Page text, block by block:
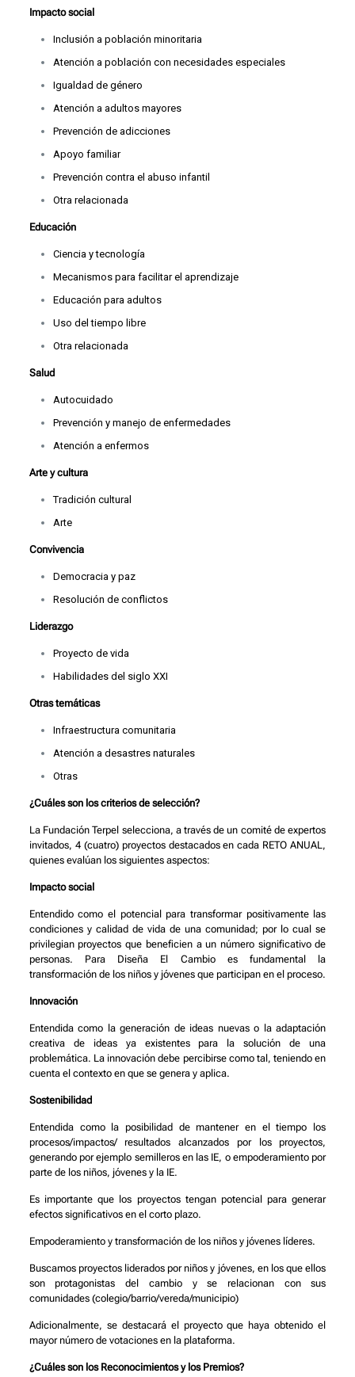
Impacto social
Inclusión a población minoritaria
Atención a población con necesidades especiales
Igualdad de género
Atención a adultos mayores
Prevención de adicciones
Apoyo familiar
Prevención contra el abuso infantil
Otra relacionada
Educación
Ciencia y tecnología
Mecanismos para facilitar el aprendizaje
Educación para adultos
Uso del tiempo libre
Otra relacionada
Salud
Autocuidado
Prevención y manejo de enfermedades
Atención a enfermos
Arte y cultura
Tradición cultural
Arte
Convivencia
Democracia y paz
Resolución de conflictos
Liderazgo
Proyecto de vida
Habilidades del siglo XXI
Otras temáticas
Infraestructura comunitaria
Atención a desastres naturales
Otras
¿Cuáles son los criterios de selección?
La Fundación Terpel selecciona, a través de un comité de expertos
invitados, 4 (cuatro) proyectos destacados en cada RETO ANUAL,
quienes evalúan los siguientes aspectos:
Impacto social
Entendido como el potencial para transformar positivamente las
condiciones y calidad de vida de una comunidad; por lo cual se
privilegian proyectos que beneficien a un número significativo de
personas. Para Diseña El Cambio es fundamental la
transformación de los niños y jóvenes que participan en el proceso.
Innovación
Entendida como la generación de ideas nuevas o la adaptación
creativa de ideas ya existentes para la solución de una
problemática. La innovación debe percibirse como tal, teniendo en
cuenta el contexto en que se genera y aplica.
Sostenibilidad
Entendida como la posibilidad de mantener en el tiempo los
procesos/impactos/ resultados alcanzados por los proyectos,
generando por ejemplo semilleros en las IE, o empoderamiento por
parte de los niños, jóvenes y la IE.
Es importante que los proyectos tengan potencial para generar
efectos significativos en el corto plazo.
Empoderamiento y transformación de los niños y jóvenes líderes.
Buscamos proyectos liderados por niños y jóvenes, en los que ellos
son protagonistas del cambio y se relacionan con sus
comunidades (colegio/barrio/vereda/municipio)
Adicionalmente, se destacará el proyecto que haya obtenido el
mayor número de votaciones en la plataforma.
¿Cuáles son los Reconocimientos y los Premios?